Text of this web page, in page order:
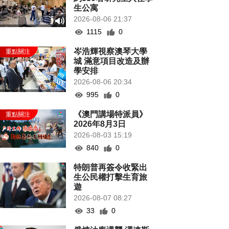
生公寓
2026-08-06 21:37
1115
0
岑浩輝視察澳琴大學
城 滿意項目改造及辦
學安排
2026-08-06 20:34
995
0
《澳門講場特派員》
2026年8月3日
2026-08-03 15:19
840
0
特朗普再簽令收緊出
生公民權打擊生育旅
遊
2026-08-07 08:27
33
0